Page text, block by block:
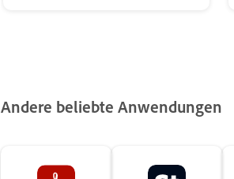
sich auf Performance,
Aufzeichnung und Export von
wird.
Andere beliebte Anwendungen